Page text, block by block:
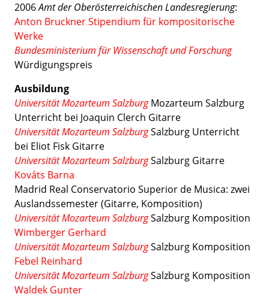
2006Amt der Oberösterreichischen Landesregierung:
Anton Bruckner Stipendium für kompositorische
Werke
Bundesministerium für Wissenschaft und Forschung
Würdigungspreis
Ausbildung
Universität Mozarteum SalzburgMozarteum Salzburg
Unterricht bei Joaquin Clerch Gitarre
Universität Mozarteum SalzburgSalzburg Unterricht
bei Eliot Fisk Gitarre
Universität Mozarteum SalzburgSalzburg Gitarre
Kováts Barna
Madrid Real Conservatorio Superior de Musica: zwei
Auslandssemester (Gitarre, Komposition)
Universität Mozarteum SalzburgSalzburg Komposition
Wimberger Gerhard
Universität Mozarteum SalzburgSalzburg Komposition
Febel Reinhard
Universität Mozarteum SalzburgSalzburg Komposition
Waldek Gunter